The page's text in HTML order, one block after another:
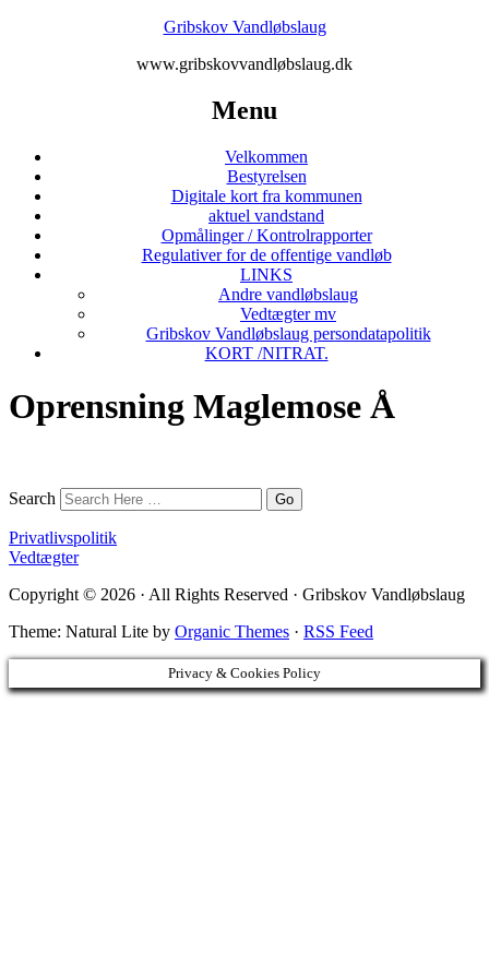
Gribskov Vandløbslaug
www.gribskovvandløbslaug.dk
Menu
Velkommen
Bestyrelsen
Digitale kort fra kommunen
aktuel vandstand
Opmålinger / Kontrolrapporter
Regulativer for de offentige vandløb
LINKS
Andre vandløbslaug
Vedtægter mv
Gribskov Vandløbslaug persondatapolitik
KORT /NITRAT.
Oprensning Maglemose Å
Search
Privatlivspolitik
Vedtægter
Copyright © 2026 · All Rights Reserved · Gribskov Vandløbslaug
Theme: Natural Lite by Organic Themes · RSS Feed
Privacy & Cookies Policy